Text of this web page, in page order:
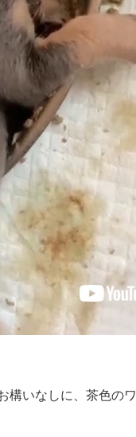
いなしに、茶色の